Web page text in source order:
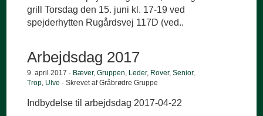
grill Torsdag den 15. juni kl. 17-19 ved
spejderhytten Rugårdsvej 117D (ved..
Arbejdsdag 2017
9. april 2017 · Bæver,Gruppen, Leder, Rover,Senior,
Trop, Ulve · Skrevet af Gråbrødre Gruppe
Indbydelse til arbejdsdag 2017-04-22